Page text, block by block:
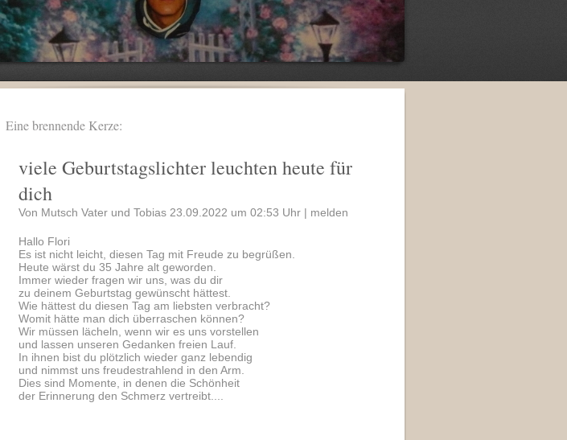
Eine brennende Kerze:
viele Geburtstagslichter leuchten heute für
dich
Von Mutsch Vater und Tobias 23.09.2022 um 02:53 Uhr | melden
Hallo Flori
Es ist nicht leicht, diesen Tag mit Freude zu begrüßen.
Heute wärst du 35 Jahre alt geworden.
Immer wieder fragen wir uns, was du dir
zu deinem Geburtstag gewünscht hättest.
Wie hättest du diesen Tag am liebsten verbracht?
Womit hätte man dich überraschen können?
Wir müssen lächeln, wenn wir es uns vorstellen
und lassen unseren Gedanken freien Lauf.
In ihnen bist du plötzlich wieder ganz lebendig
und nimmst uns freudestrahlend in den Arm.
Dies sind Momente, in denen die Schönheit
der Erinnerung den Schmerz vertreibt....